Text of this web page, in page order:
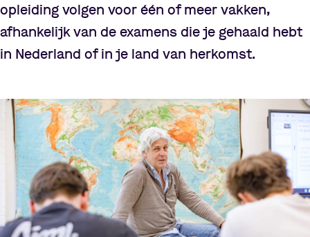
opleiding volgen voor één of meer vakken,
afhankelijk van de examens die je gehaald hebt
in Nederland of in je land van herkomst.